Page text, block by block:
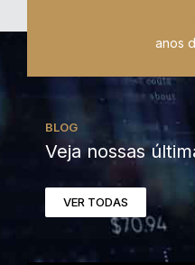
anos
BLOG
Veja nossas
VER TODAS